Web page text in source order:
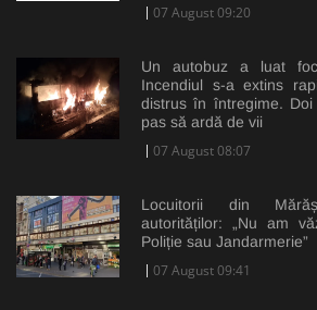
07 August 09:20
Un autobuz a luat
Incendiul s-a extins
distrus în întregime.
pas să ardă de vii
07 August 08:07
Locuitorii din
autorităților: „Nu am
Poliție sau Jandarmerie”
07 August 09:41